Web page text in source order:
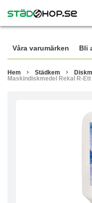
Våra varumärken Bli
Hem Städkem
Maskindiskmedel Rekal R-